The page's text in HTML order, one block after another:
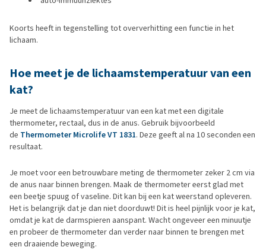
Koorts heeft in tegenstelling tot oververhitting een functie in het
lichaam.
Hoe meet je de lichaamstemperatuur van een
kat?
Je meet de lichaamstemperatuur van een kat met een digitale
thermometer, rectaal, dus in de anus. Gebruik bijvoorbeeld
de Thermometer Microlife VT 1831. Deze geeft al na 10 seconden een
resultaat.
Je moet voor een betrouwbare meting de thermometer zeker 2 cm via
de anus naar binnen brengen. Maak de thermometer eerst glad met
een beetje spuug of vaseline. Dit kan bij een kat weerstand opleveren.
Het is belangrijk dat je dan niet doorduwt! Dit is heel pijnlijk voor je kat,
omdat je kat de darmspieren aanspant. Wacht ongeveer een minuutje
en probeer de thermometer dan verder naar binnen te brengen met
een draaiende beweging.